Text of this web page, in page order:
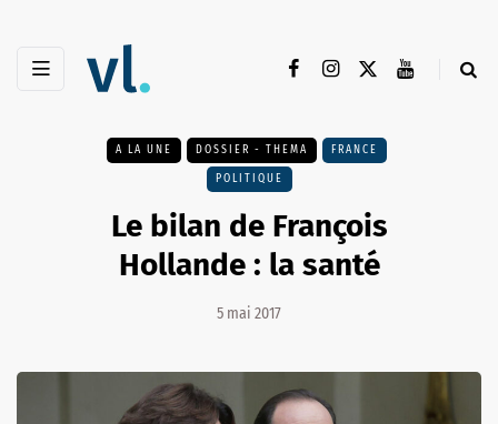
A LA UNE DOSSIER - THEMA FRANCE
POLITIQUE
Le bilan de François
Hollande : la santé
5 mai 2017